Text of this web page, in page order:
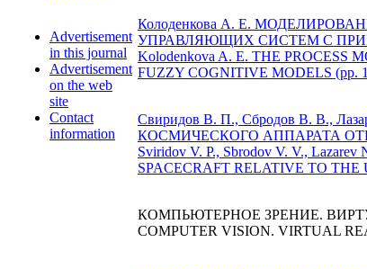
Advertisement
in this journal
Advertisement
on the web
site
Contact
information
Колоденкова А. Е.
УПРАВЛЯЮЩИХ СИСТЕМ С
Kolodenkova A. E. THE PROCESS
FUZZY COGNITIVE MODELS (pp.
Свиридов В. П., Сбродов В. В.,
КОСМИЧЕСКОГО АППАРАТА
Sviridov V. P., Sbrodov V. V.,
SPACECRAFT RELATIVE TO THE
КОМПЬЮТЕРНОЕ ЗРЕНИЕ.
COMPUTER VISION. VIRTUAL